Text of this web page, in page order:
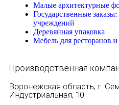
Малые архитектурные
Государственные
учреждений
Деревянная упаковка
Мебель для ресторанов
Производственная
Воронежская область, г.
Индустриальная, 10